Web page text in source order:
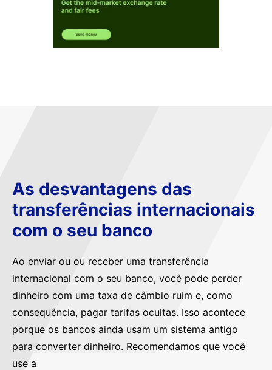
As desvantagens das
transferências internacionais
com o seu banco
Ao enviar ou ou receber uma transferência
internacional com o seu banco, você pode perder
dinheiro com uma taxa de câmbio ruim e, como
consequência, pagar tarifas ocultas. Isso acontece
porque os bancos ainda usam um sistema antigo
para converter dinheiro. Recomendamos que você
use a